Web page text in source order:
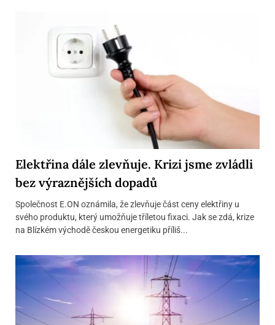
Elektřina dále zlevňuje. Krizi jsme zvládli
bez výraznějších dopadů
Společnost E.ON oznámila, že zlevňuje část ceny elektřiny u
svého produktu, který umožňuje tříletou fixaci. Jak se zdá, krize
na Blízkém východě českou energetiku příliš...